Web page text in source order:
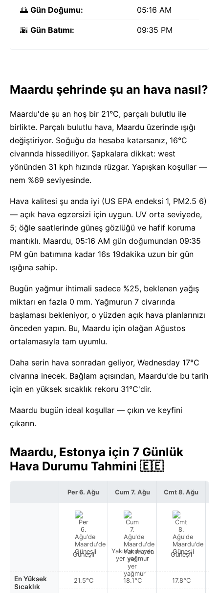
🌅 Gün Doğumu: 05:16 AM
🌇 Gün Batımı: 09:35 PM
Maardu şehrinde şu an hava nasıl?
Maardu'de şu an hoş bir 21°C, parçalı bulutlu ile
birlikte. Parçalı bulutlu hava, Maardu üzerinde ışığı
değiştiriyor. Soğuğu da hesaba katarsanız, 16°C
civarında hissediliyor. Şapkalara dikkat: west
yönünden 31 kph hızında rüzgar. Yapışkan koşullar —
nem %69 seviyesinde.
Hava kalitesi şu anda iyi (US EPA endeksi 1, PM2.5 6)
— açık hava egzersizi için uygun. UV orta seviyede,
5; öğle saatlerinde güneş gözlüğü ve hafif koruma
mantıklı. Maardu, 05:16 AM gün doğumundan 09:35
PM gün batımına kadar 16s 19dakika uzun bir gün
ışığına sahip.
Bugün yağmur ihtimali sadece %25, beklenen yağış
miktarı en fazla 0 mm. Yağmurun 7 civarında
başlaması bekleniyor, o yüzden açık hava planlarınızı
önceden yapın. Bu, Maardu için olağan Ağustos
ortalamasıyla tam uyumlu.
Daha serin hava sonradan geliyor, Wednesday 17°C
civarına inecek. Bağlam açısından, Maardu'de bu tarih
için en yüksek sıcaklık rekoru 31°C'dir.
Maardu bugün ideal koşullar — çıkın ve keyfini
çıkarın.
Maardu, Estonya için 7 Günlük
Hava Durumu Tahmini 🇪🇪
En Yüksek
Sıcaklık
Per 6. Ağu
Güneşli
21.5°C
Cum 7. Ağu
Yakınlarda yer
yer yağmur
18.1°C
Cmt 8. Ağu
Güneşli
17.8°C